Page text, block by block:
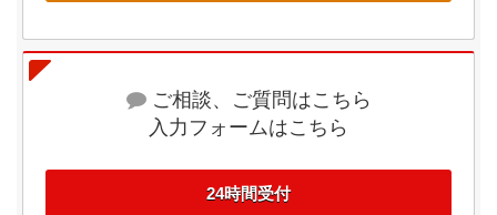
ご相談、ご質問はこちら
入力フォームはこちら
24時間受付